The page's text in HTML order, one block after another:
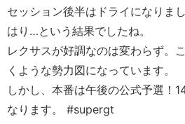
セッション後半はドライになりま
はり…という結果でしたね。
レクサスが好調なのは変わらず。
くような勢力図になっています。
しかし、本番は午後の公式予選！
なります。 #supergt